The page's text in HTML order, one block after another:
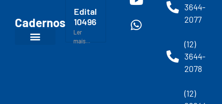
Cadernos
Edital
10496
Ler
mais...
3644-
2077
(12)
3644-
2078
(12)